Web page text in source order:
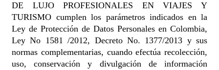
DE LUJO PROFESIONALES EN VIAJES Y
TURISMO cumplen los parámetros indicados en la
Ley de Protección de Datos Personales en Colombia,
Ley No 1581 /2012, Decreto No. 1377/2013 y sus
normas complementarias, cuando efectúa recolección,
uso, conservación y divulgación de información